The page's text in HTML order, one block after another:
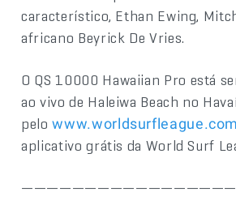
característico, Ethan Ewing,
africano Beyrick De Vries.
O QS 10000 Hawaiian Pro está
ao vivo de Haleiwa Beach no
pelowww.worldsurfleague.com
aplicativo grátis da World Surf